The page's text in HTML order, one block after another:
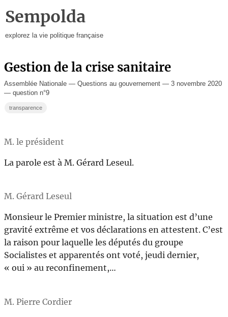
Sempolda
explorez la vie politique française
Gestion de la crise sanitaire
Assemblée Nationale — Questions au gouvernement — 3 novembre 2020
— question n°9
transparence
M. le président
La parole est à M. Gérard Leseul.
M. Gérard Leseul
Monsieur le Premier ministre, la situation est d’une
gravité extrême et vos déclarations en attestent. C’est
la raison pour laquelle les députés du groupe
Socialistes et apparentés ont voté, jeudi dernier,
« oui » au reconfinement,…
M. Pierre Cordier